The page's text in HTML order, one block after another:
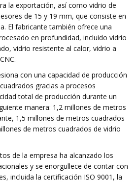
la exportación, así como vidrio de
de 15 y 19 mm, que consiste en
El fabricante también ofrece una
en profundidad, incluido vidrio
vidrio resistente al calor, vidrio a
con una capacidad de producción
gracias a procesos
total de producción durante un
manera: 1,2 millones de metros
1,5 millones de metros cuadrados
de metros cuadrados de vidrio
de la empresa ha alcanzado los
y se enorgullece de contar con
incluida la certificación ISO 9001, la